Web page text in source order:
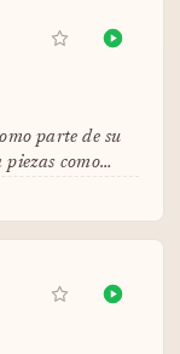
parte de su
como…